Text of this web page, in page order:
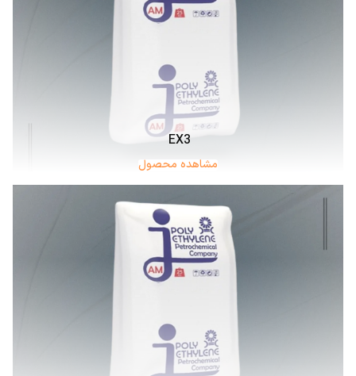
EX3
مشاهده محصول